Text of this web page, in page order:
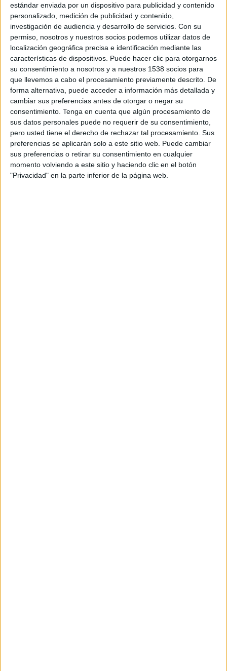
estándar enviada por un dispositivo para publicidad y contenido
personalizado, medición de publicidad y contenido,
investigación de audiencia y desarrollo de servicios. Con su
permiso, nosotros y nuestros socios podemos utilizar datos de
localización geográfica precisa e identificación mediante las
características de dispositivos. Puede hacer clic para otorgarnos
su consentimiento a nosotros y a nuestros 1538 socios para
que llevemos a cabo el procesamiento previamente descrito. De
forma alternativa, puede acceder a información más detallada y
cambiar sus preferencias antes de otorgar o negar su
consentimiento. Tenga en cuenta que algún procesamiento de
sus datos personales puede no requerir de su consentimiento,
pero usted tiene el derecho de rechazar tal procesamiento. Sus
preferencias se aplicarán solo a este sitio web. Puede cambiar
sus preferencias o retirar su consentimiento en cualquier
momento volviendo a este sitio y haciendo clic en el botón
"Privacidad" en la parte inferior de la página web.
SOFA, el tándem de directores formado por
Bernat Lliteras e Ibra Muñoz, se incorpora al
equipo de realizadores de la productoraLee
Films
En 1999 Bernat e Ibra, amigos y residentes en
Barcelona, empiezan a trabajar juntos creando
cómics de culto, series de animación, programas
de televisión, videoclips, un sello musical,
contenidos virales… Bernat aporta estilo,
estética, fotografía. Ibra aporta creatividad, tono,
narrativa.
En 2010 inician su carrera como realizadores
publicitarios, trabajando para marcas como
Burger King, Banco Sabadell, Ikea, Evax, Vueling,
BMW, Camper, Chocolates Valor, VIPS… y